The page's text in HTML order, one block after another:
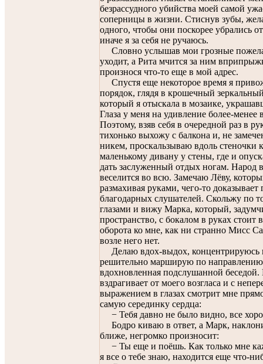
безрассудного убийства моей самой
соперницы в жизни. Стиснув зубы,
одного, чтобы они поскорее убрались
иначе я за себя не ручаюсь.
Словно услышав мои грозные
уходит, а Рита мчится за ним
произнося что-то еще в мой адрес.
Спустя еще некоторое время я
порядок, глядя в крошечный
который я отыскала в мозаике,
Глаза у меня на удивление более-менее
Поэтому, взяв себя в очередной раз в
тихонько выхожу с балкона и, не
никем, проскальзываю вдоль стеночки к
маленькому дивану у стены, где и
дать заслуженный отдых ногам. Народ
веселится во всю. Замечаю Лёву,
размахивая руками, чего-то доказывает
благодарных слушателей. Скольжу по
глазами и вижу Марка, который,
пространство, с бокалом в руках стоит
оборота ко мне, как ни странно Мисс
возле него нет.
Делаю вдох-выдох, концентрируюсь
решительно марширую по
вдохновленная подслушанной
вздрагивает от моего возгласа и с
выражением в глазах смотрит мне
самую серединку сердца:
− Тебя давно не было видно, все
Бодро киваю в ответ, а Марк,
ближе, негромко произносит:
− Ты еще и поёшь. Как только мне
я все о тебе знаю, находится еще что-